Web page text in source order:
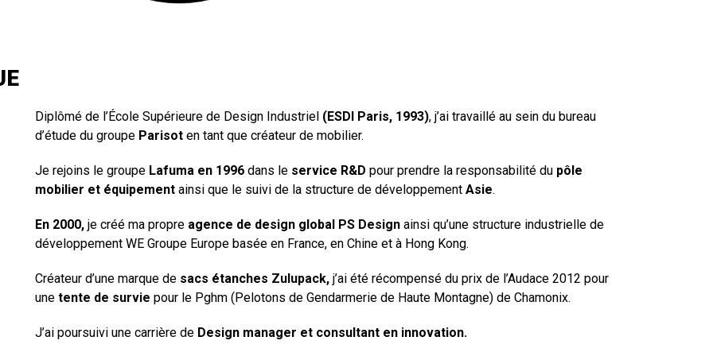
Diplômé de l’École Supérieure de Design Industriel (ESDI Paris, 1993), j’ai travaillé au sein du bureau
d’étude du groupe Parisot en tant que créateur de mobilier.
Je rejoins le groupe Lafuma en 1996dans le service R&D pour prendre la responsabilité du pôle
mobilier et équipementainsi que le suivi de la structure de développement Asie.
En 2000,je créé ma propre agence de design global PS Designainsi qu’une structure industrielle de
développement WE Groupe Europe basée en France, en Chine et à Hong Kong.
Créateur d’une marque de sacs étanches Zulupack,j’ai été récompensé du prix de l’Audace 2012 pour
une tente de survie pour le Pghm (Pelotons de Gendarmerie de Haute Montagne) de Chamonix.
J’ai poursuivi une carrière de Design manager et consultant en innovation.